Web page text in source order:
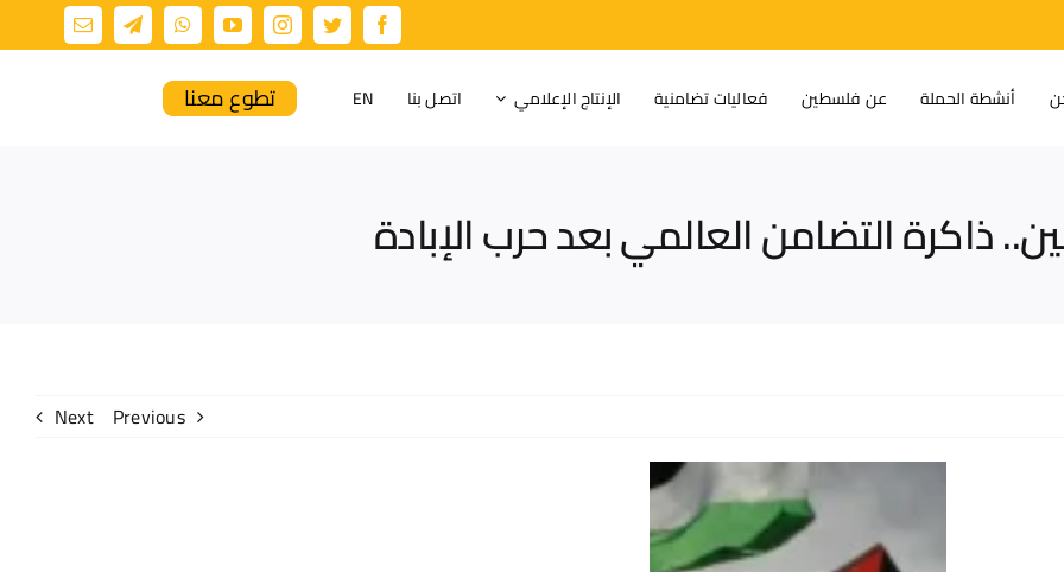
أنشطة الحملة عن فلسطين فعاليات تضامنية الإنتاج الإعلامي اتصل بنا EN تطوع معنا
ذاكرة التضامن العالمي بعد حرب الإبادة
Previous
Next